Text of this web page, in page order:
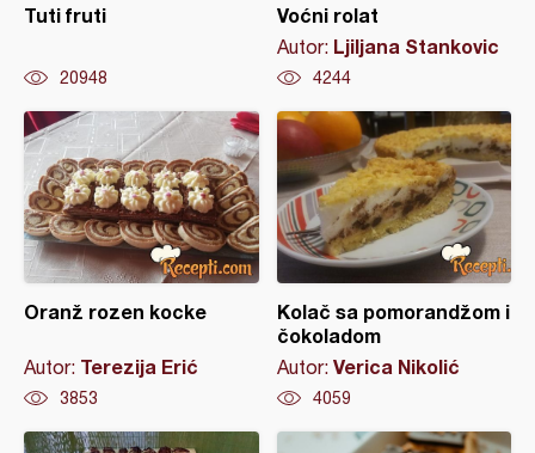
Tuti fruti
20948
Voćni rolat
Autor: Ljiljana Stankovic
4244
Oranž rozen kocke
Autor: Terezija Erić
3853
Kolač sa pomorandžom i
čokoladom
Autor: Verica Nikolić
4059